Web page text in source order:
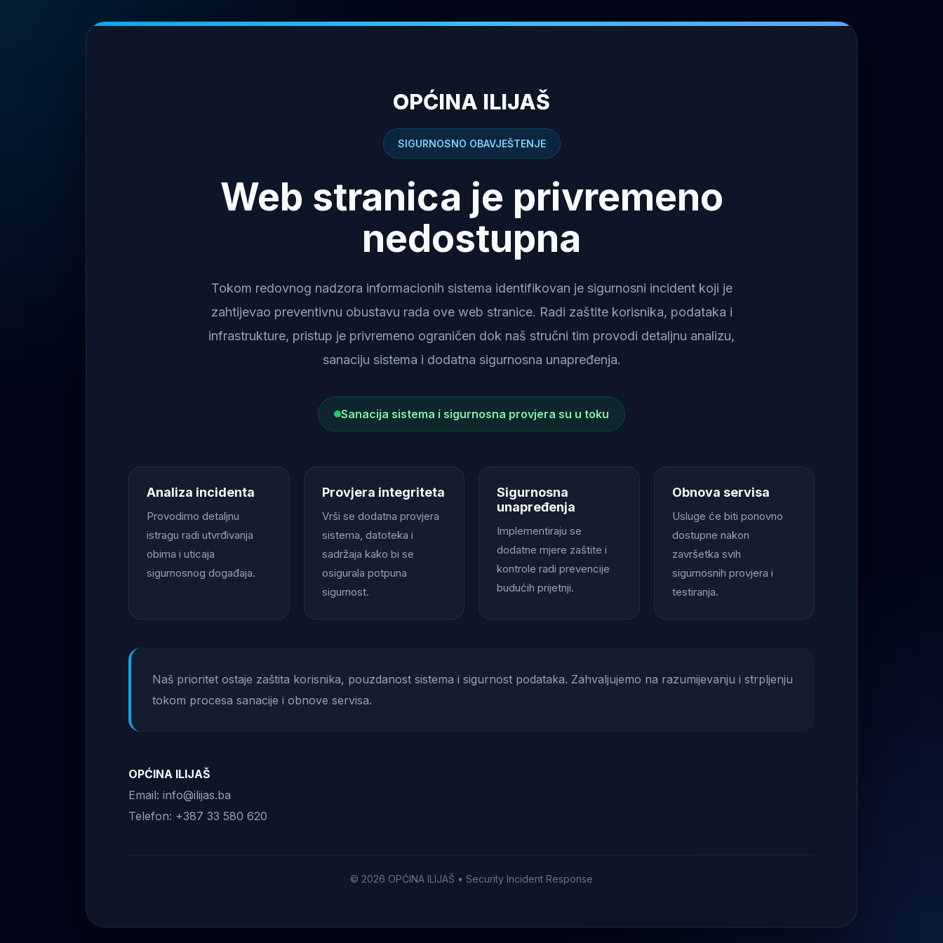
OPĆINA ILIJAŠ
SIGURNOSNO OBAVJEŠTENJE
Web stranica je privremeno
nedostupna
Tokom redovnog nadzora informacionih sistema identifikovan je sigurnosni incident koji je
zahtijevao preventivnu obustavu rada ove web stranice. Radi zaštite korisnika, podataka i
infrastrukture, pristup je privremeno ograničen dok naš stručni tim provodi detaljnu analizu,
sanaciju sistema i dodatna sigurnosna unapređenja.
Sanacija sistema i sigurnosna provjera su u toku
Analiza incidenta
Provodimo detaljnu
istragu radi utvrđivanja
obima i uticaja
sigurnosnog događaja.
Provjera integriteta
Vrši se dodatna provjera
sistema, datoteka i
sadržaja kako bi se
osigurala potpuna
sigurnost.
Sigurnosna
unapređenja
Implementiraju se
dodatne mjere zaštite i
kontrole radi prevencije
budućih prijetnji.
Obnova servisa
Usluge će biti ponovno
dostupne nakon
završetka svih
sigurnosnih provjera i
testiranja.
Naš prioritet ostaje zaštita korisnika, pouzdanost sistema i sigurnost podataka. Zahvaljujemo na razumijevanju i strpljenju
tokom procesa sanacije i obnove servisa.
OPĆINA ILIJAŠ
Email: info@ilijas.ba
Telefon: +387 33 580 620
© 2026 OPĆINA ILIJAŠ • Security Incident Response